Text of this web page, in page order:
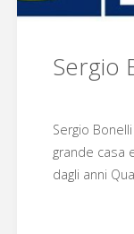
Sergio
Sergio
grande casa
dagli anni